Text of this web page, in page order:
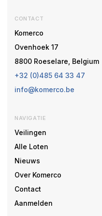
CONTACT
Komerco
Ovenhoek 17
8800 Roeselare, Belgium
+32 (0)485 64 33 47
info@komerco.be
NAVIGATIE
Veilingen
Alle Loten
Nieuws
Over Komerco
Contact
Aanmelden